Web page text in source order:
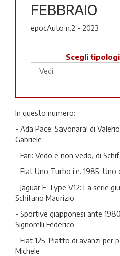
FEBBRAIO
epocAuto n.2 - 2023
Scegli
In questo numero:
- Ada Pace: Sayonara! di
Gabriele
- Fari: Vedo e non vedo, di
- Fiat Uno Turbo i.e. 1985:
- Jaguar E-Type V12: La serie
Schifano Maurizio
- Sportive giapponesi ante
Signorelli Federico
- Fiat 125: Piatto di avanzi per
Michele